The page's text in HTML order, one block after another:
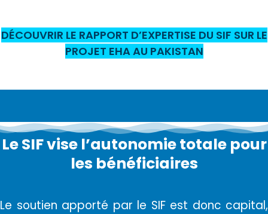
DÉCOUVRIR LE RAPPORT D’EXPERTISE DU SIF SUR LE
PROJET EHA AU PAKISTAN
Le SIF vise l’autonomie totale pour
les bénéficiaires
Le soutien apporté par le SIF est donc capital,